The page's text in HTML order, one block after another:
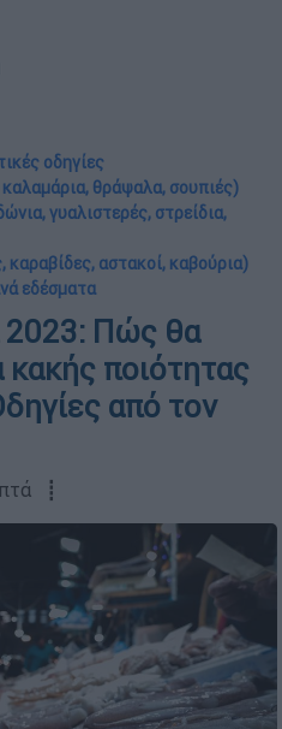
οδηγίες
θράψαλα, σουπιές)
γυαλιστερές, στρείδια,
αστακοί, καβούρια)
εδέσματα
2023: Πώς θα
ποιότητας
από τον
┋